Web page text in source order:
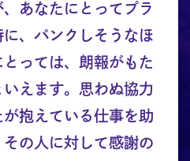
あなたにとってプラ
、パンクしそうなほ
っては、朗報がもた
えます。思わぬ協力
抱えている仕事を助
の人に対して感謝の